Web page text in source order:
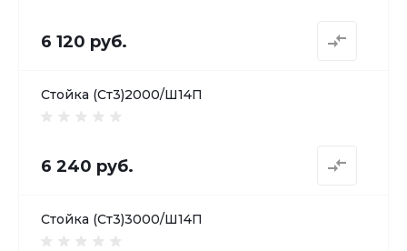
6 120 руб.
Стойка (Ст3)2000/Ш14П
6 240 руб.
Стойка (Ст3)3000/Ш14П